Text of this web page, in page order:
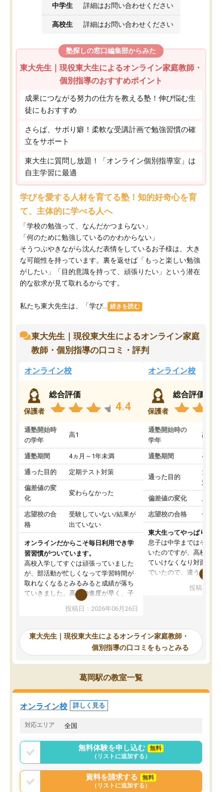
中学生 詳細はお問い合わせください
高校生 詳細はお問い合わせください
塾探しの窓口編集部からみた
東大先生｜現役東大生によるオンライン家庭教師・
個別指導のおすすめポイント
成果につながる努力の仕方を教える塾！伸び悩む生
徒にもおすすめ
さらば、サボり癖！柔軟な受講計画で勉強習慣の確
立をサポート
東大生に質問し放題！「オンライン個別指導室」は
自主学習に最適
学びを愛する人材を育てる塾！知的好奇心を育
て、主体的に学べる人へ
「学校の勉強って、なんだかつまらない」
「何のために勉強しているのかわからない」
そうつぶやきながら沈んだ表情をしているお子様は、大き
な可能性を持っています。裏を返せば「もっと楽しい勉強
がしたい」「目的意識を持って、頑張りたい」という潜在
的な欲求が見て取れるからです。
私たち東大先生は、「学び... 続きを読む
東大先生｜現役東大生によるオンライン家庭
教師・個別指導の口コミ・評判
オンライン校
保護者
総合評価
4.4
通塾開始時
の学年
高1
通塾期間 4ヵ月～1年未満
通った目的 定期テスト対策
偏差値の変
化
変わらなかった
志望校の合
格
受験していない/結果が
出ていない
オンラインだからこそ毎日利用でき学
習習慣がついています。
高校入学してすぐは頑張っていました
が、部活動が忙しくなって学習時間が
取れなくなるとみるみると成績が落ち
ていきました。高校の進度が早く、子
供も家に帰って勉強の話すると嫌な反
応を示します。東大先生にお願いして
れるので、親としても安心です。毎日
使える自習室とかもあり、わからない
ところがあれば先生が回答してくれる
のも重宝しています。
投稿日：2026年06月26日
オンライン校
保護者
総合評価
通塾開始時の
学年
高3
通塾期間 4ヵ月
通った目的
大学
対策
偏差値の変化 上が
志望校の合格 合格
東大生ってやっぱりすご
息子は中学まではそこそ
いたのですが、高校に入
ていけなくなり対面の塾
でいたので、違うアプロ
で、当初は模試でD判定
自習室が毎日使えていつ
るのが心強かったよう
謝です。
投稿日：
東大先生｜現役東大生によるオンライン家庭教師・
個別指導の口コミをもっとみる
葛岡駅の教室一覧
オンライン校 詳しく見る
対応エリア 全国
無料体験を申し込む
無料
（リストに追加する）
資料を請求する
無料
（リストに追加する）